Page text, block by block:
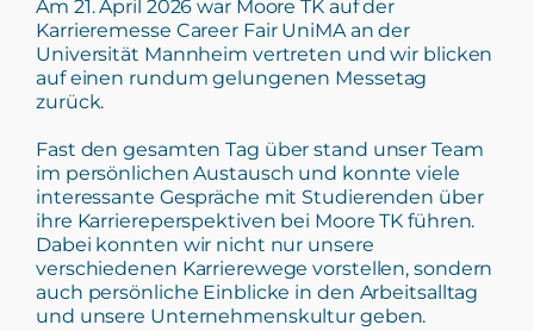
Am 21. April 2026 war Moore TK auf der
Karrieremesse Career Fair UniMA an der
Universität Mannheim vertreten und wir blicken
auf einen rundum gelungenen Messetag
zurück.
Fast den gesamten Tag über stand unser Team
im persönlichen Austausch und konnte viele
interessante Gespräche mit Studierenden über
ihre Karriereperspektiven bei Moore TK führen.
Dabei konnten wir nicht nur unsere
verschiedenen Karrierewege vorstellen, sondern
auch persönliche Einblicke in den Arbeitsalltag
und unsere Unternehmenskultur geben.